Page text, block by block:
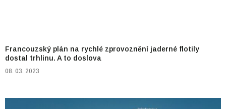
Francouzský plán na rychlé zprovoznění jaderné flotily
dostal trhlinu. A to doslova
08. 03. 2023